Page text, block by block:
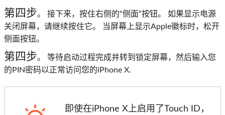
第四步。 接下来，按住右侧的“侧面”按钮。 如果显示电源
关闭屏幕，请继续按住它。 当屏幕上显示Apple徽标时，松开
侧面按钮。
第四步。 等待启动过程完成并转到锁定屏幕，然后输入您
的PIN密码以正常访问您的iPhone X.
即使在iPhone X上启用了Touch ID，